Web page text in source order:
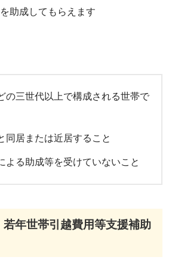
助成してもらえます
の三世代以上で構成される世帯で
同居または近居すること
よる助成等を受けていないこと
年世帯引越費用等支援補助